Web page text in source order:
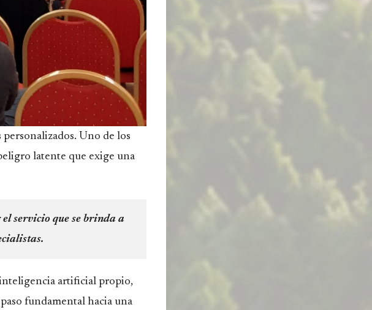
Uno de los
latente que exige una
servicio que se brinda a
artificial propio,
fundamental hacia una